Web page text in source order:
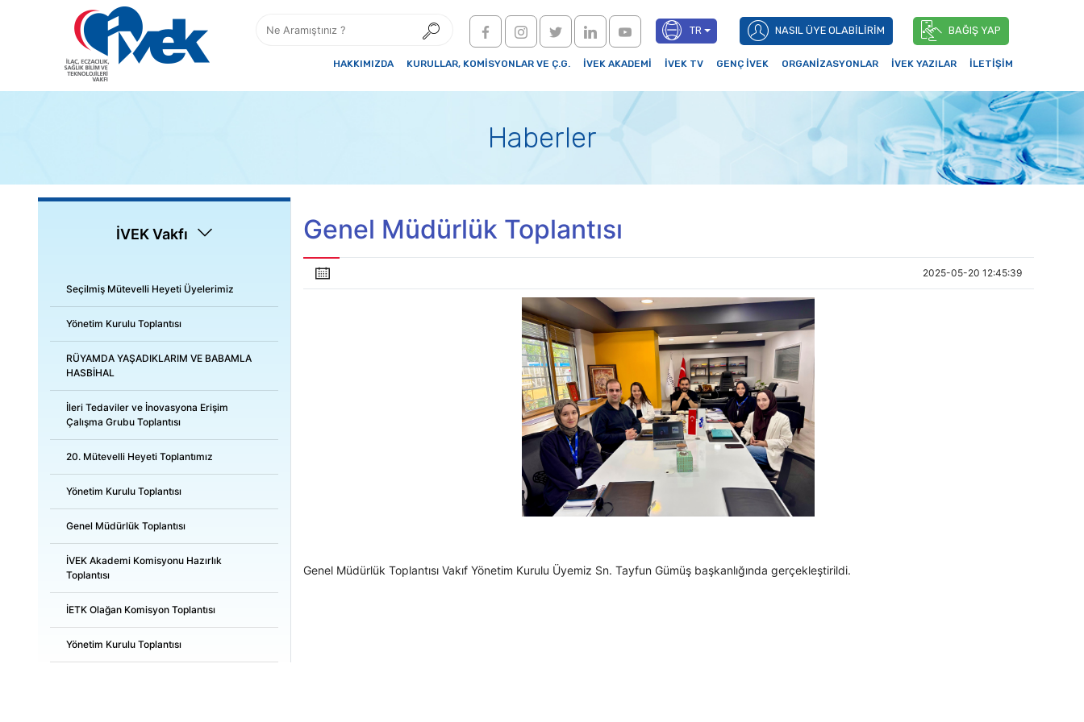
TR NASIL ÜYE OLABİLİRİM BAĞIŞ YAP
HAKKIMIZDA KURULLAR, KOMİSYONLAR VE Ç.G. İVEK AKADEMİ İVEK TV GENÇ İVEK ORGANİZASYONLAR İVEK YAZILAR İLETİŞİM
Haberler
İVEK Vakfı
Seçilmiş Mütevelli Heyeti Üyelerimiz
Yönetim Kurulu Toplantısı
RÜYAMDA YAŞADIKLARIM VE BABAMLA
HASBİHAL
İleri Tedaviler ve İnovasyona Erişim
Çalışma Grubu Toplantısı
20. Mütevelli Heyeti Toplantımız
Yönetim Kurulu Toplantısı
Genel Müdürlük Toplantısı
İVEK Akademi Komisyonu Hazırlık
Toplantısı
İETK Olağan Komisyon Toplantısı
Yönetim Kurulu Toplantısı
Genel Müdürlük Toplantısı
2025-05-20 12:45:39
Genel Müdürlük Toplantısı Vakıf Yönetim Kurulu Üyemiz Sn. Tayfun Gümüş başkanlığında gerçekleştirildi.